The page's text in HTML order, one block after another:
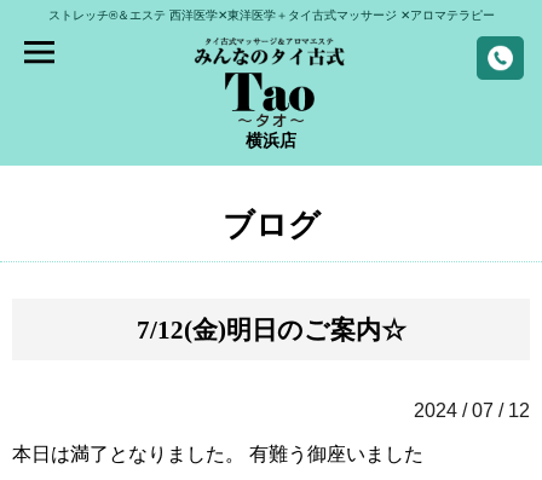
ストレッチ®＆エステ 西洋医学✕東洋医学＋タイ古式マッサージ ✕アロマテラピー
横浜店
ブログ
7/12(金)明日のご案内☆
2024 / 07 / 12
本日は満了となりました。 有難う御座いました